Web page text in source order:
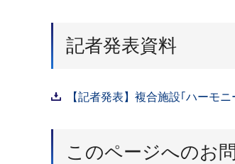
記者発表資料
【記者発表】複合施設｢ハーモ
このページへのお